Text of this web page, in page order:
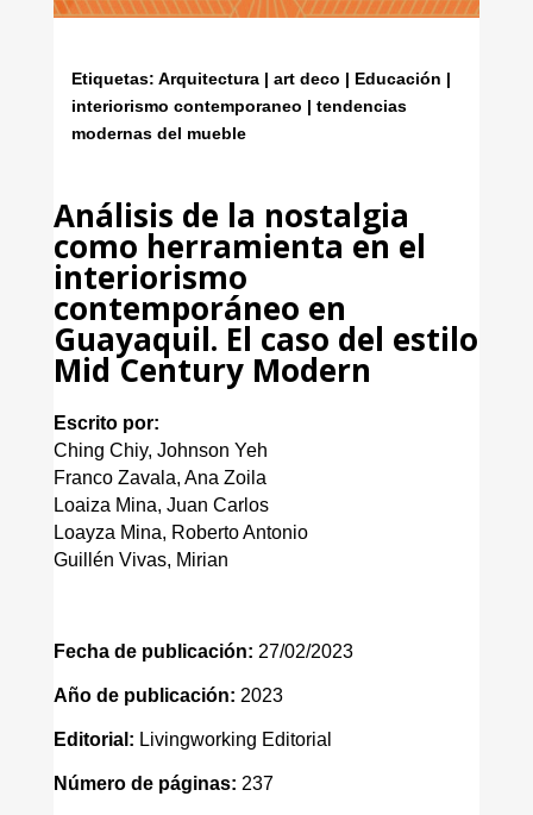
Etiquetas: Arquitectura | art deco | Educación |
interiorismo contemporaneo | tendencias
modernas del mueble
Análisis de la nostalgia
como herramienta en el
interiorismo
contemporáneo en
Guayaquil. El caso del estilo
Mid Century Modern
Escrito por:
Ching Chiy, Johnson Yeh
Franco Zavala, Ana Zoila
Loaiza Mina, Juan Carlos
Loayza Mina, Roberto Antonio
Guillén Vivas, Mirian
Fecha de publicación: 27/02/2023
Año de publicación: 2023
Editorial: Livingworking Editorial
Número de páginas: 237